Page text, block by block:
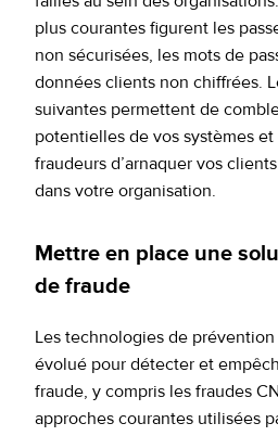
plus courantes figurent les
non sécurisées, les mots de
données clients non chiffrées.
suivantes permettent de
potentielles de vos systèmes
fraudeurs d’arnaquer vos
dans votre organisation.
Mettre en place une
de fraude
Les technologies de
évolué pour détecter et
fraude, y compris les fraudes
approches courantes utilisées